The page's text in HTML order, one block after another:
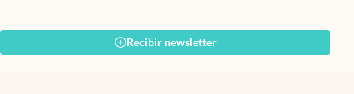
Recibir newsletter